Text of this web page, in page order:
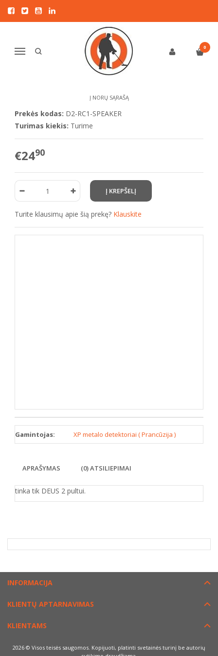
Navigacija
0
Pagrindinis KITI PRIEDAI
XP DEUS2 pulto garsiakalbis (komplektas)
XP DEUS2 PULTO GARSIAKALBIS
(KOMPLEKTAS)
Į NORŲ SĄRAŠĄ
Prekės kodas: D2-RC1-SPEAKER
Turimas kiekis: Turime
€2490
Turite klausimų apie šią prekę? Klauskite
Gamintojas: XP metalo detektoriai ( Prancūzija )
APRAŠYMAS (0) ATSILIEPIMAI
tinka tik DEUS 2 pultui.
INFORMACIJA
KLIENTŲ APTARNAVIMAS
KLIENTAMS
2026 © Visos teisės saugomos. Kopijuoti, platinti svetainės turinį be autorių